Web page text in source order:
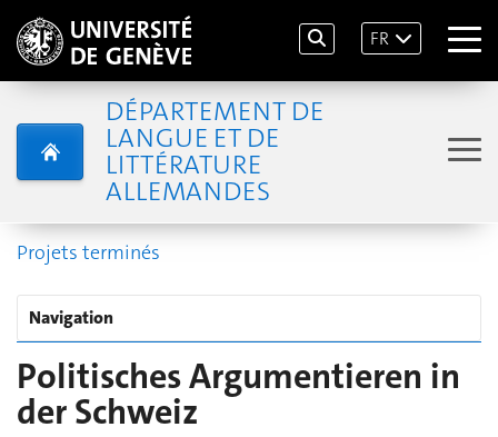
FR
DÉPARTEMENT DE
LANGUE ET DE
LITTÉRATURE
ALLEMANDES
Projets terminés
Navigation
Politisches Argumentieren in
der Schweiz